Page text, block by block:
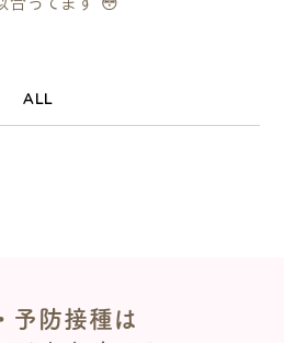
ALL
予防接種は